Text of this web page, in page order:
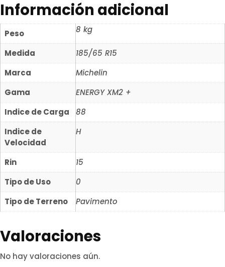
Información adicional
Peso 8 kg
Medida
185/65 R15
Marca
Michelin
Gama
ENERGY XM2 +
Indice de Carga
88
Indice de
Velocidad
H
Rin
15
Tipo de Uso
0
Tipo de Terreno
Pavimento
Valoraciones
No hay valoraciones aún.